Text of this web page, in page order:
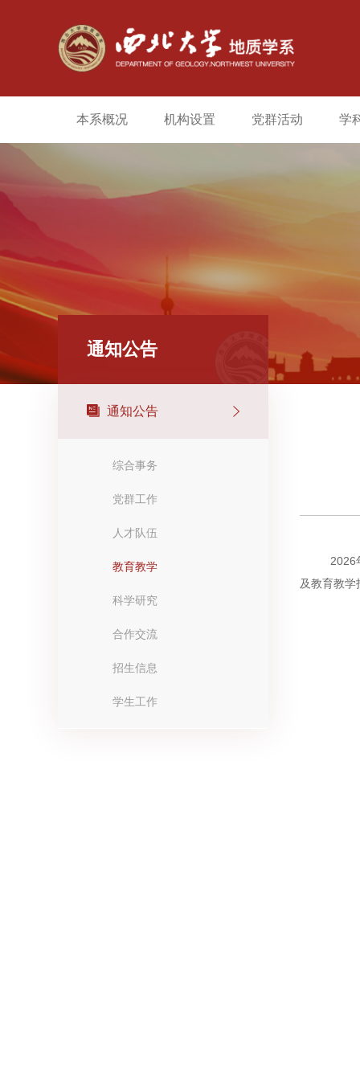
本系概况 机构设置 党群活动 学
通知公告
通知公告
综合事务
党群工作
人才队伍
教育教学
科学研究
合作交流
招生信息
学生工作
2026
及教育教学